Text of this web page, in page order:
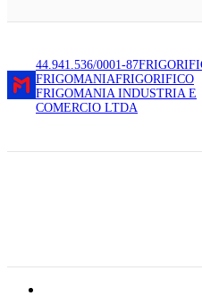
44.941.536/0001-87
FRIGOMANIAFRIGORIFICO
FRIGOMANIA INDUSTRIA E
COMERCIO LTDA